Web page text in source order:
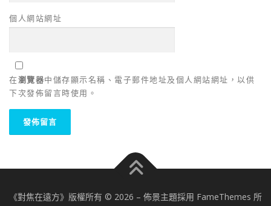
個人網站網址
在瀏覽器中儲存顯示名稱、電子郵件地址及個人網站網址，以供
下次發佈留言時使用。
《對焦在遠方》版權所有 © 2026 – 佈景主題採用 FameThemes 所